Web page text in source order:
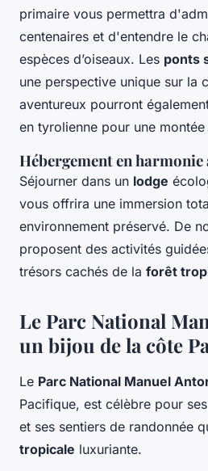
primaire vous permettra
centenaires et d'entendre le
espèces d’oiseaux. Les ponts
une perspective unique sur la
aventureux pourront
en tyrolienne pour une
Hébergement en harmonie
Séjourner dans un lodge
vous offrira une immersion
environnement préservé. De
proposent des activités
trésors cachés de la forêt
Le Parc National
un bijou de la côte
Le Parc National Manuel
Pacifique, est célèbre pour
et ses sentiers de randonnée
tropicale luxuriante.